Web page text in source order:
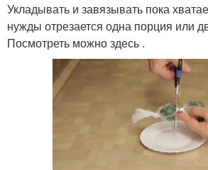
Укладывать и завязывать пока
нужды отрезается одна порция или
Посмотреть можно здесь .